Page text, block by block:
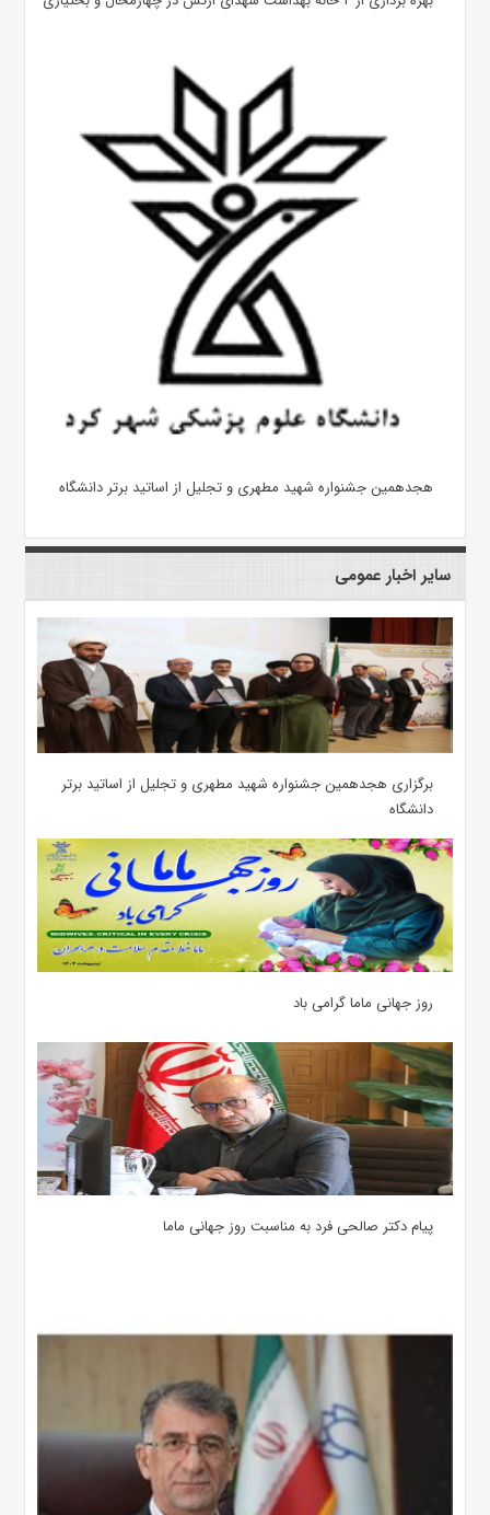
هجدهمین جشنواره شهید مطهری و تجلیل از اساتید برتر دانشگاه
سایر اخبار عمومی
برگزاری هجدهمین جشنواره شهید مطهری و تجلیل از اساتید برتر
دانشگاه
روز جهانی ماما گرامی باد
پیام دکتر صالحی فرد به مناسبت روز جهانی ماما